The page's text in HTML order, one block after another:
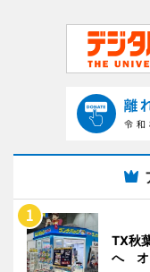
TX秋
へ オ